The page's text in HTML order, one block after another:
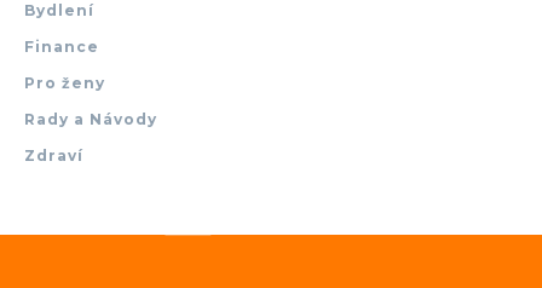
Bydlení
Finance
Pro ženy
Rady a Návody
Zdraví